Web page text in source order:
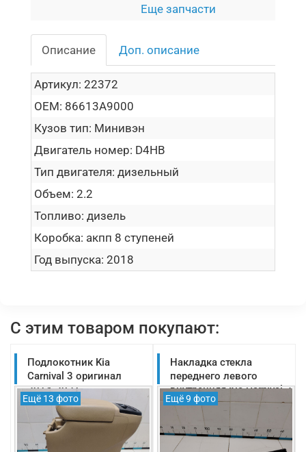
Еще запчасти
Описание Доп. описание
Артикул: 22372
OEM: 86613A9000
Кузов тип: Минивэн
Двигатель номер: D4HB
Тип двигателя: дизельный
Объем: 2.2
Топливо: дизель
Коробка: акпп 8 ступеней
Год выпуска: 2018
С этим товаром покупают:
Подлокотник Kia
Carnival 3 оригинал
2014-2021
(84621A9100DAA)
Ещё 13 фото
Накладка стекла
переднего левого
внутренняя Kia Carnival 3
оригинал 2014-2021
(82231A9000)
Ещё 9 фото